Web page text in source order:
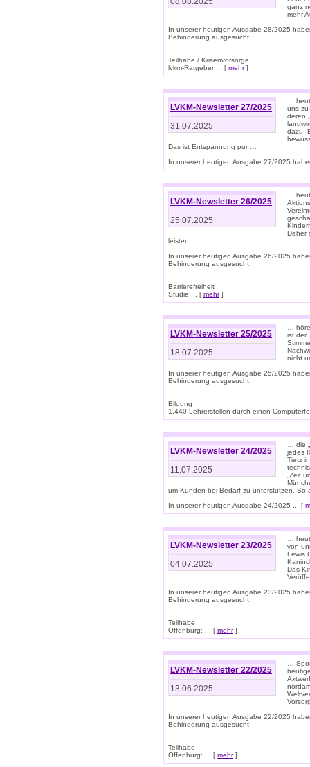
ganz
mehr
In unserer heutigen Ausgabe 28/2025
Behinderung ausgesucht:
Teilhabe / Krisenvorsorge
lvkm-Ratgeber ... [ mehr]
LVKM-Newsletter 27/2025
31.07.2025
…
uns zu
deren
dazu.
Das ist Entspannung pur …
In unserer heutigen Ausgabe 27/2025
LVKM-Newsletter 26/2025
25.07.2025
…
Daher
leisten.
In unserer heutigen Ausgabe 26/2025
Behinderung ausgesucht:
Barrierefreiheit
Studie ... [ mehr]
LVKM-Newsletter 25/2025
18.07.2025
…
ist der
nicht
In unserer heutigen Ausgabe 25/2025
Behinderung ausgesucht:
Bildung
1.440 Lehrerstellen durch einen
LVKM-Newsletter 24/2025
11.07.2025
… die
jedes
Tietz
„Zeit
um Kunden bei Bedarf zu unterstützen.
In unserer heutigen Ausgabe 24/2025 ... [
LVKM-Newsletter 23/2025
04.07.2025
…
von
Lewis
Das
In unserer heutigen Ausgabe 23/2025
Behinderung ausgesucht:
Teilhabe
Offenburg: ... [ mehr]
LVKM-Newsletter 22/2025
13.06.2025
…
In unserer heutigen Ausgabe 22/2025
Behinderung ausgesucht:
Teilhabe
Offenburg: ... [ mehr]